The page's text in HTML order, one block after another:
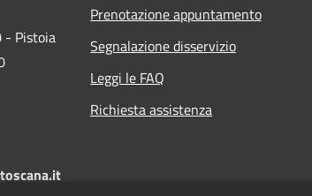
- Pistoia
Prenotazione appuntamento
Segnalazione disservizio
Leggi le FAQ
Richiesta assistenza